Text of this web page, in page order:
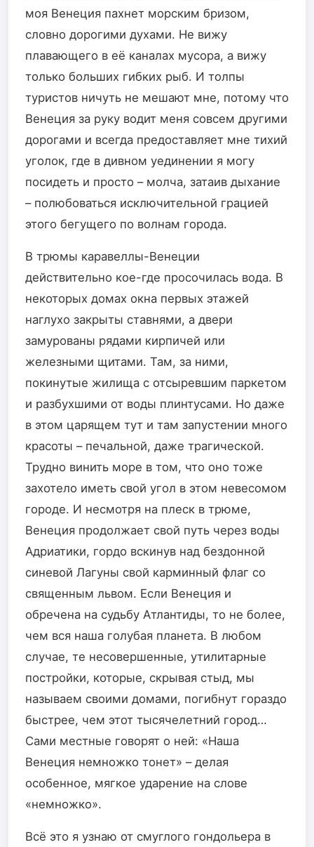
моя Венеция пахнет морским бризом,
словно дорогими духами. Не вижу
плавающего в её каналах мусора, а вижу
только больших гибких рыб. И толпы
туристов ничуть не мешают мне, потому что
Венеция за руку водит меня совсем другими
дорогами и всегда предоставляет мне тихий
уголок, где в дивном уединении я могу
посидеть и просто – молча, затаив дыхание
– полюбоваться исключительной грацией
этого бегущего по волнам города.
В трюмы каравеллы-Венеции
действительно кое-где просочилась вода. В
некоторых домах окна первых этажей
наглухо закрыты ставнями, а двери
замурованы рядами кирпичей или
железными щитами. Там, за ними,
покинутые жилища с отсыревшим паркетом
и разбухшими от воды плинтусами. Но даже
в этом царящем тут и там запустении много
красоты – печальной, даже трагической.
Трудно винить море в том, что оно тоже
захотело иметь свой угол в этом невесомом
городе. И несмотря на плеск в трюме,
Венеция продолжает свой путь через воды
Адриатики, гордо вскинув над бездонной
синевой Лагуны свой карминный флаг со
священным львом. Если Венеция и
обречена на судьбу Атлантиды, то не более,
чем вся наша голубая планета. В любом
случае, те несовершенные, утилитарные
постройки, которые, скрывая стыд, мы
называем своими домами, погибнут гораздо
быстрее, чем этот тысячелетний город…
Сами местные говорят о ней: «Наша
Венеция немножко тонет» – делая
особенное, мягкое ударение на слове
«немножко».
Всё это я узнаю от смуглого гондольера в